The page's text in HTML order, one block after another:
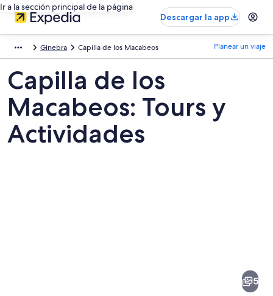
Ir a la sección principal de la página
Descargar la app
Ginebra Capilla de los Macabeos Planear un viaje
Capilla de los
Macabeos: Tours y
Actividades
5